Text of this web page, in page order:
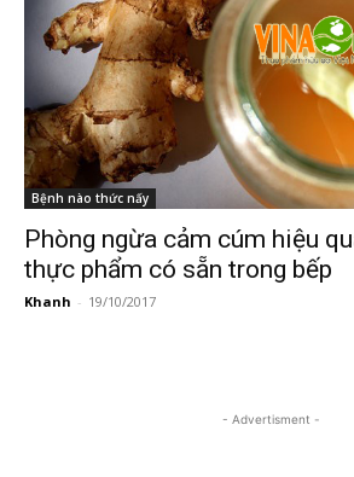
Bệnh nào thức nấy
Phòng ngừa cảm cúm hiệu
thực phẩm có sẵn trong bếp
Khanh - 19/10/2017
- Advertisment -